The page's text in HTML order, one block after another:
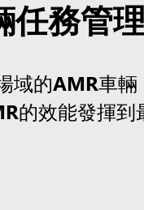
任務管
域的AMR車
的效能發揮到